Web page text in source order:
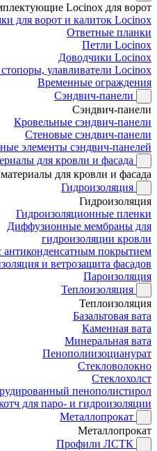
Locinox для ворот
для ворот и калиток Locinox
Ответные планки
Петли Locinox
Доводчики Locinox
улавливатели Locinox
Временные ограждения
Сэндвич-панели
Сэндвич-панели
Кровельные сэндвич-панели
Стеновые сэндвич-панели
элементы сэндвич-панелей
для кровли и фасада
для кровли и фасада
Гидроизоляция
Гидроизоляция
Гидроизоляционные пленки
Диффузионные мембраны для
гидроизоляции кровли
покрытием
и ветрозащита фасадов
Пароизоляция
Теплоизоляция
Теплоизоляция
Базальтовая вата
Каменная вата
Минеральная вата
Пенополиизоцианурат
Стекловолокно
Стеклохолст
пенополистирол
для паро- и гидроизоляции
Металлопрокат
Металлопрокат
Профили ЛСТК